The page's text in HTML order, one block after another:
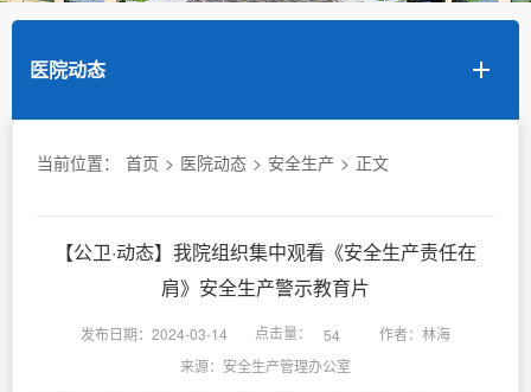
医院动态
当前位置： 首页 > 医院动态 > 安全生产 > 正文
【公卫·动态】我院组织集中观看《安全生产责任在
肩》安全生产警示教育片
发布日期：2024-03-14 点击量： 54
作者：林海
来源：安全生产管理办公室